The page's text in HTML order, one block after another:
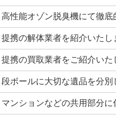
高性能オゾン脱臭機にて徹底
提携の解体業者を紹介いたし
提携の買取業者をご紹介いた
段ボールに大切な遺品を分別
マンションなどの共用部分に